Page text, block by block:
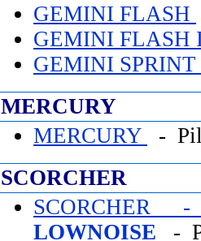
GEMINI FLASH
GEMINI
GEMINI SPRINT
MERCURY
MERCURY -
SCORCHER
LOWNOISE
-